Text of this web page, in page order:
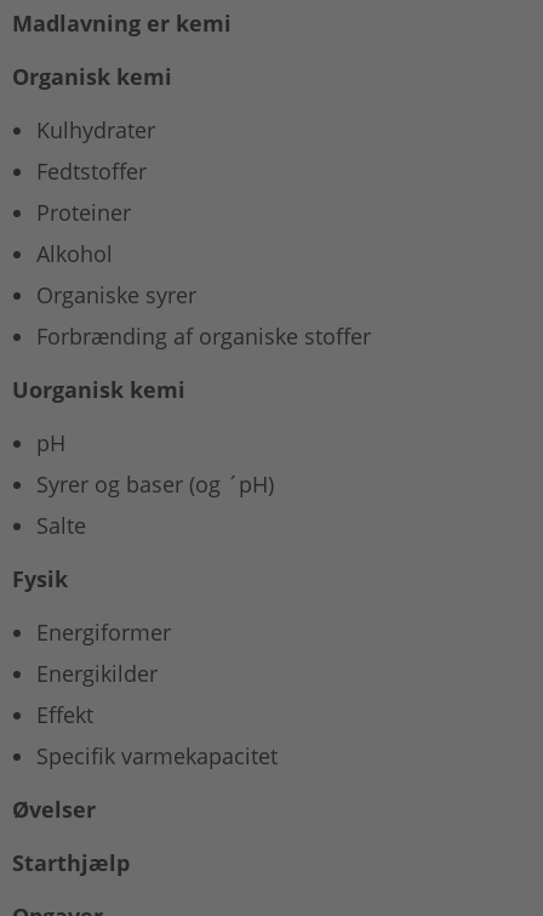
Madlavning er kemi
Organisk kemi
Kulhydrater
Fedtstoffer
Proteiner
Alkohol
Organiske syrer
Forbrænding af organiske stoffer
Uorganisk kemi
pH
Syrer og baser (og ´pH)
Salte
Fysik
Energiformer
Energikilder
Effekt
Specifik varmekapacitet
Øvelser
Starthjælp